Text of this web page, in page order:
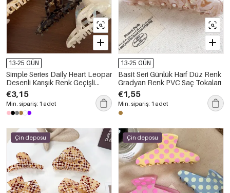
13-25 GÜN
Simple Series Daily Heart Leopar
Desenli Karışık Renk Geçişli
Asetat Saç Tokaları
€3,15
Min. sipariş: 1 adet
13-25 GÜN
Basit Seri Günlük Harf Düz Renk
Gradyan Renk PVC Saç Tokaları
€1,55
Min. sipariş: 1 adet
Çin deposu Çin deposu